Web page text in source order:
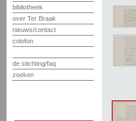
bibliotheek
over Ter Braak
nieuws/contact
colofon
de stichting/faq
zoeken